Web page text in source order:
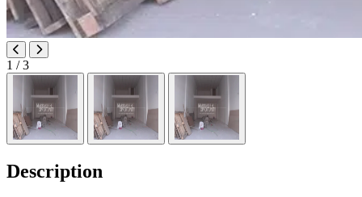
1 / 3
Description